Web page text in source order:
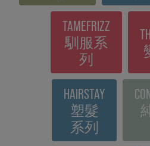
TAMEFRIZZ
馴服系
列
HAIRSTAY
塑髮
系列